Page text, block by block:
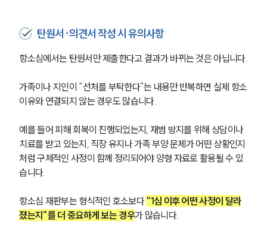
탄원서·의견서 작성 시 유의사항
항소심에서는 탄원서만 제출한다고 결과가 바뀌는 것은 아닙니다.
가족이나 지인이 “선처를 부탁한다”는 내용만 반복하면 실제 항소
이유와 연결되지 않는 경우도 많습니다.
예를 들어 피해 회복이 진행되었는지, 재범 방지를 위해 상담이나
치료를 받고 있는지, 직장 유지나 가족 부양 문제가 어떤 상황인지
처럼 구체적인 사정이 함께 정리되어야 양형 자료로 활용될 수 있
습니다.
항소심 재판부는 형식적인 호소보다 “1심 이후 어떤 사정이 달라
졌는지”를 더 중요하게 보는 경우가 많습니다.